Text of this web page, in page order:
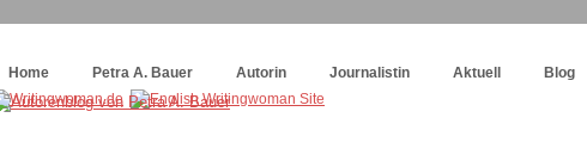
Home
Petra A. Bauer Autorin Journalistin Aktuell Blog